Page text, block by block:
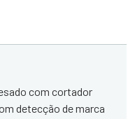
com cortador
detecção de marca